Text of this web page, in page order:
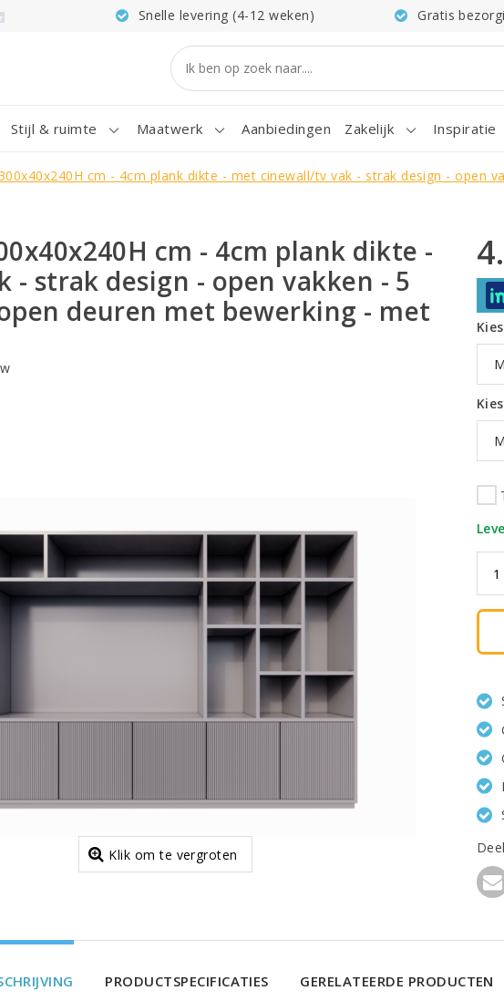
Snelle levering (4-12 weken) Gratis
Stijl & ruimte Maatwerk Aanbiedingen Zakelijk Inspiratie
cm - 4cm plank dikte - met cinewall/tv vak - strak design - open
cm - 4cm plank dikte -
strak design - open vakken - 5
deuren met bewerking - met
Klik om te vergroten
PRODUCTSPECIFICATIES GERELATEERDE PRODUCTEN